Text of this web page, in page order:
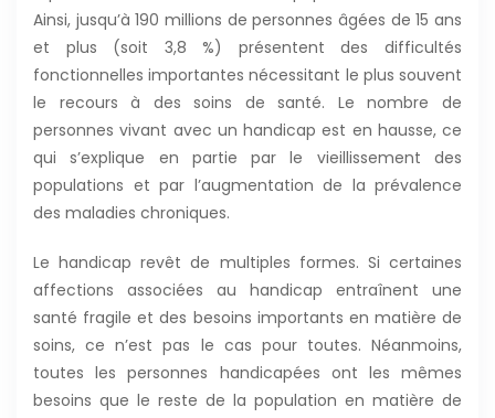
Ainsi, jusqu’à 190 millions de personnes âgées de 15 ans
et plus (soit 3,8 %) présentent des difficultés
fonctionnelles importantes nécessitant le plus souvent
le recours à des soins de santé. Le nombre de
personnes vivant avec un handicap est en hausse, ce
qui s’explique en partie par le vieillissement des
populations et par l’augmentation de la prévalence
des maladies chroniques.
Le handicap revêt de multiples formes. Si certaines
affections associées au handicap entraînent une
santé fragile et des besoins importants en matière de
soins, ce n’est pas le cas pour toutes. Néanmoins,
toutes les personnes handicapées ont les mêmes
besoins que le reste de la population en matière de